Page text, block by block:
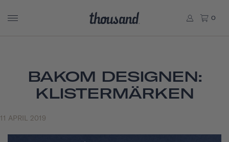
0
BAKOM DESIGNEN:
KLISTERMÄRKEN
11 APRIL 2019